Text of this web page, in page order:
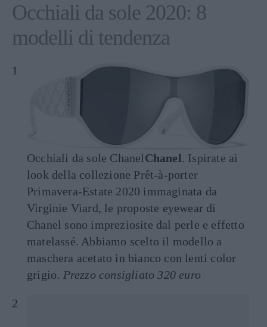
Occhiali da sole 2020: 8
modelli di tendenza
Occhiali da sole ChanelChanel. Ispirate ai
look della collezione Prêt-à-porter
Primavera-Estate 2020 immaginata da
Virginie Viard, le proposte eyewear di
Chanel sono impreziosite dal perle e effetto
matelassé. Abbiamo scelto il modello a
maschera acetato in bianco con lenti color
grigio. Prezzo consigliato 320 euro